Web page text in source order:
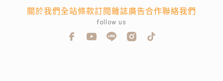
關於我們全站條款訂閱雜誌廣告合作聯絡我們
follow us